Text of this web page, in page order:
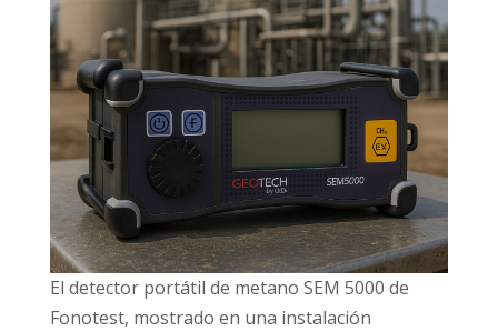
El detector portátil de metano SEM 5000 de
Fonotest, mostrado en una instalación